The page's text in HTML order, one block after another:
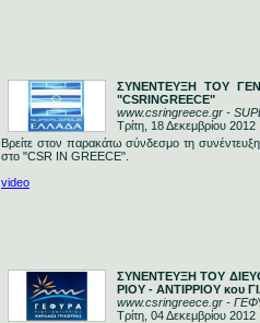
ΣΥΝΕΝΤΕΥΞΗ ΤΟΥ
"CSRINGREECE"
www.csringreece.gr -
Τρίτη, 18 Δεκεμβρίου 2012
Bρείτε στον παρακάτω σύνδεσμο τη
στο "CSR IN GREECE".
video
ΣΥΝΕΝΤΕΥΞΗ ΤΟΥ
ΡΙΟΥ - ΑΝΤΙΡΡΙΟΥ κου
www.csringreece.gr -
Τρίτη, 04 Δεκεμβρίου 2012